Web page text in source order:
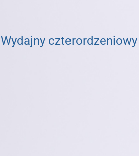
Wydajny